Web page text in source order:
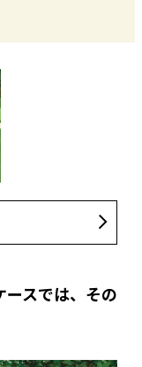
ースでは、その